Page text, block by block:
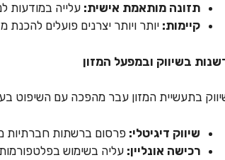
תזונה מותאמת אישית: עלייה במודעות
קיימות: יותר ויותר יצרנים פועלים
בשיווק ובמפעל המזון
בתעשיית המזון עבר מהפכה עם השיפוט
שיווק דיגיטלי: פרסום ברשתות חברתיות
רכישה אונליין: עליה בשימוש